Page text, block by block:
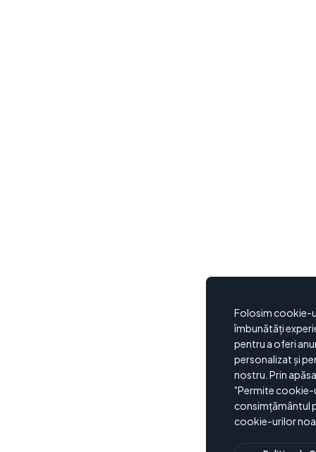
Folosim cookie-
îmbunătăți
pentru a oferi
personalizat și
nostru. Prin
"Permite cookie-
consimțământul
cookie-urilor